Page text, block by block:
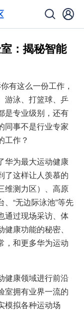
：揭秘智能
有这么一份工作，
游泳、打篮球、乒
是专业级别，还有
同事不是行业专家
工作？
华为最大运动健康
了这样让人羡慕的
维测力区）、高原
“无边际泳池”等先
通过现场采访、体
康功能的秘密、
，和更多华为运动
健康领域进行前沿
室拥有业界一流的
模拟各种运动场